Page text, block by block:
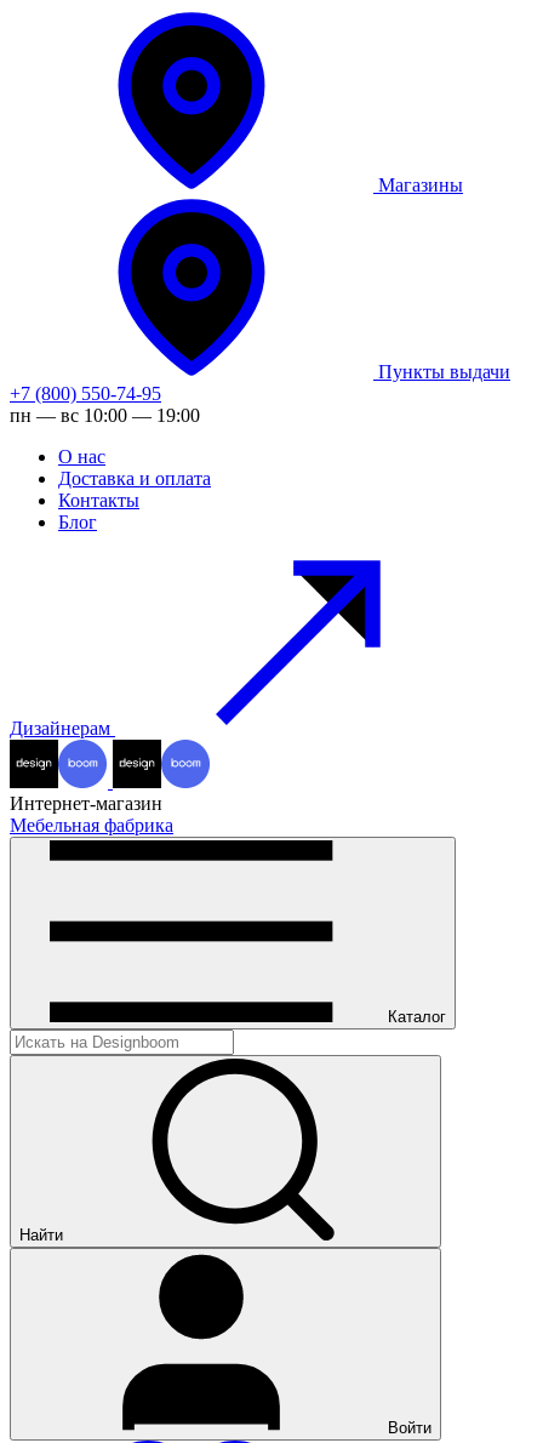
Магазины
Пункты выдачи
+7 (800) 550-74-95
пн — вс 10:00 — 19:00
О нас
Доставка и оплата
Контакты
Блог
Дизайнерам
Интернет-магазин
Мебельная фабрика
Каталог
Найти
Войти